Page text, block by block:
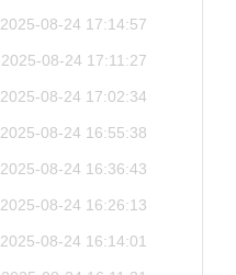
2025-08-24 17:14:57
2025-08-24 17:11:27
2025-08-24 17:02:34
2025-08-24 16:55:38
2025-08-24 16:36:43
2025-08-24 16:26:13
2025-08-24 16:14:01